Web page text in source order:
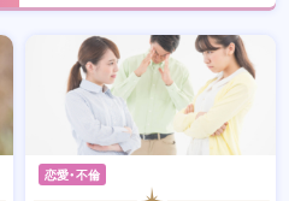
恋愛・不倫